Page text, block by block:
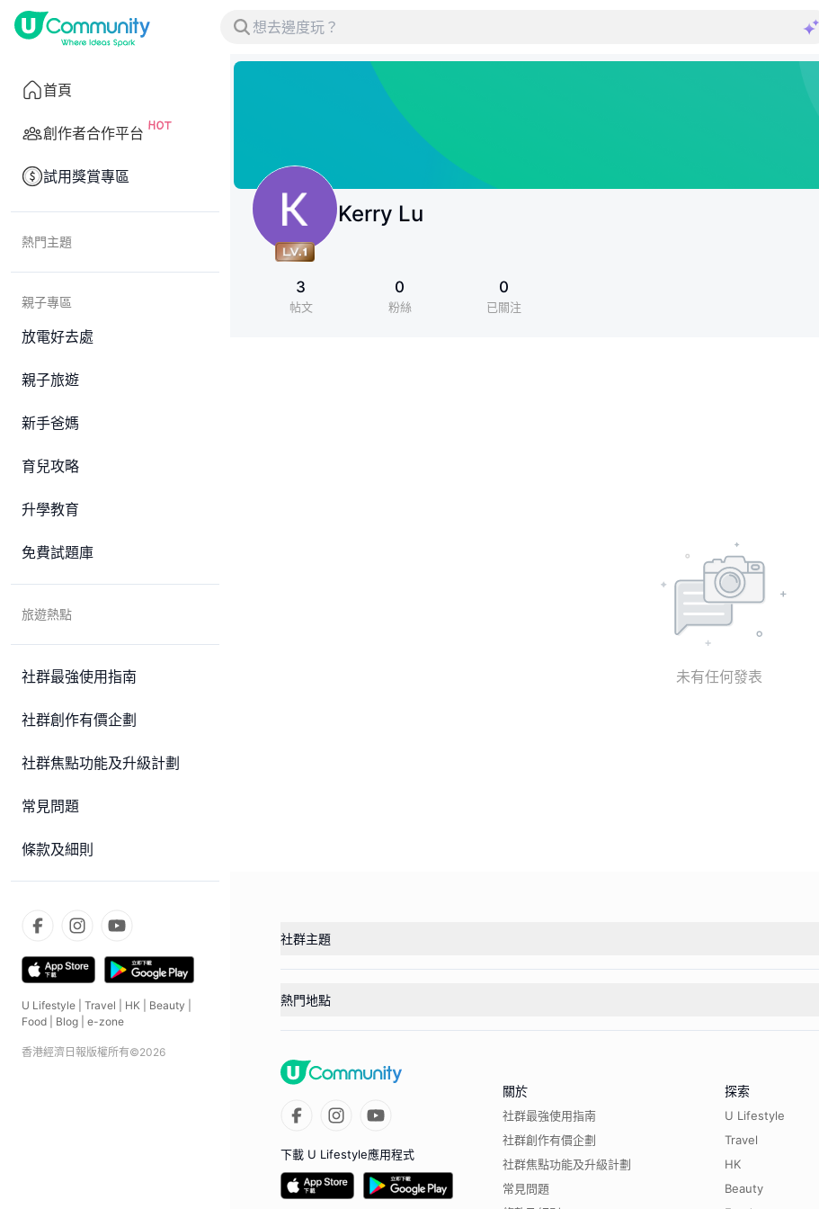
首頁
創作者合作平台
試用獎賞專區
熱門主題
親子專區
放電好去處
親子旅遊
新手爸媽
育兒攻略
升學教育
免費試題庫
旅遊熱點
社群最強使用指南
社群創作有價企劃
社群焦點功能及升級計劃
常見問題
條款及細則
U Lifestyle Travel HK Beauty
Food
Blog e-zone
香港經濟日報版權所有©2026
Kerry Lu
3
帖文
0
粉絲
0
已關注
未有任何發表
社群主題
熱門地點
下載 U Lifestyle應用程式
關於
社群最強使用指南
社群創作有價企劃
社群焦點功能及升級計劃
常見問題
探索
U Lifestyle
Travel
HK
Beauty